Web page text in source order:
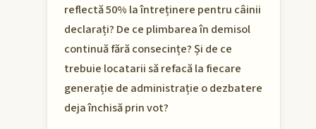
reflectă 50% la întreținere pentru câinii
declarați? De ce plimbarea în demisol
continuă fără consecințe? Și de ce
trebuie locatarii să refacă la fiecare
generație de administrație o dezbatere
deja închisă prin vot?